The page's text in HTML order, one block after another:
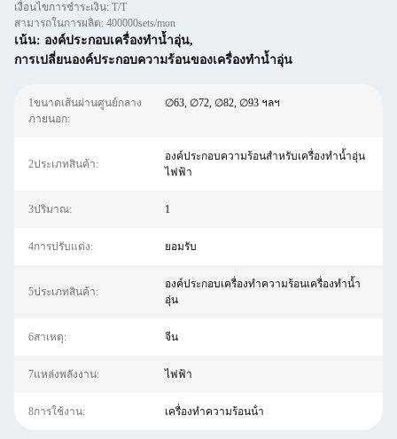
เงื่อนไขการชำระเงิน: T/T
สามารถในการผลิต: 400000sets/mon
เน้น: องค์ประกอบเครื่องทำน้ำอุ่น,
การเปลี่ยนองค์ประกอบความร้อนของเครื่องทำน้ำอุ่น
1ขนาดเส้นผ่านศูนย์กลาง
ภายนอก:
∅63, ∅72, ∅82, ∅93 ฯลฯ
2ประเภทสินค้า:
องค์ประกอบความร้อนสำหรับเครื่องทำน้ำอุ่น
ไฟฟ้า
3ปริมาณ: 1
4การปรับแต่ง: ยอมรับ
5ประเภทสินค้า:
องค์ประกอบเครื่องทำความร้อนเครื่องทำน้ำ
อุ่น
6สาเหตุ: จีน
7แหล่งพลังงาน: ไฟฟ้า
8การใช้งาน: เครื่องทําความร้อนน้ํา